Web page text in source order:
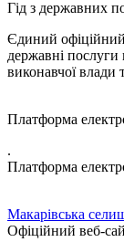
Гід з державних
Єдиний офіційний
державні послуги
виконавчої
Платформа
.
Платформа
Макарівська
Офіційний веб-